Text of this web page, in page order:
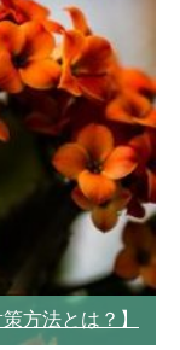
方法とは？】